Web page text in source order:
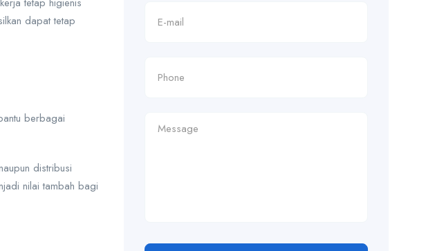
dapat tetap
berbagai
distribusi
nilai tambah bagi